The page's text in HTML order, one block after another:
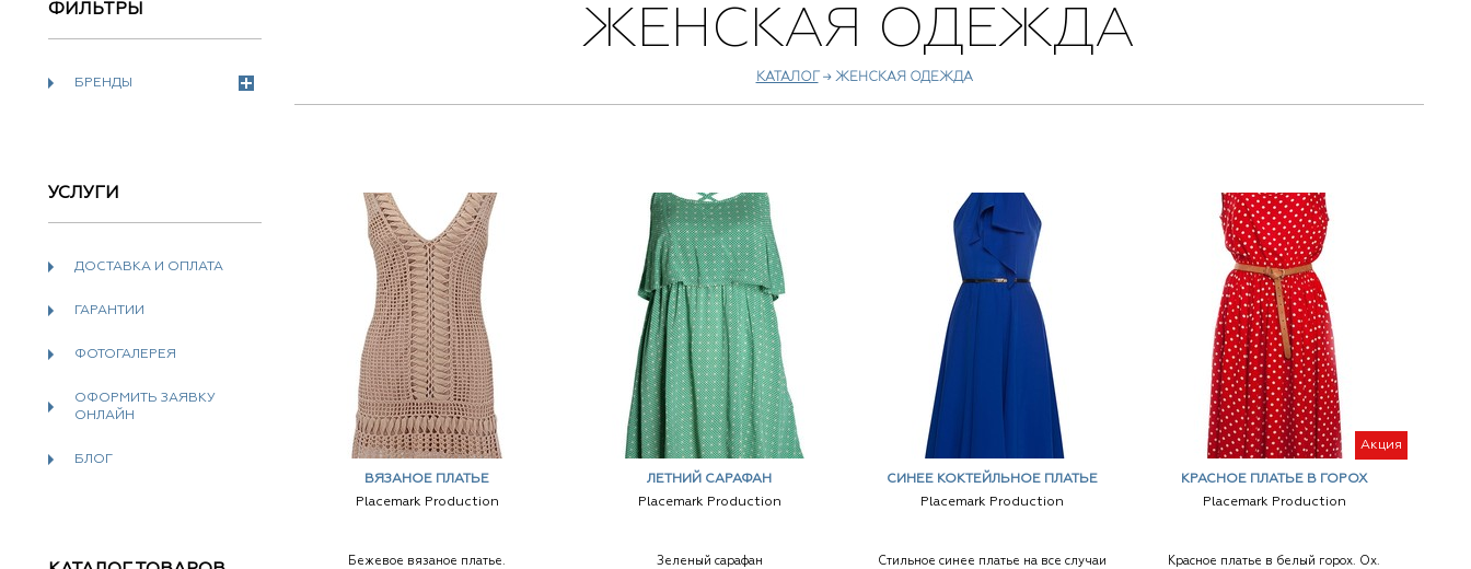
ФИЛЬТРЫ
БРЕНДЫ
УСЛУГИ
ДОСТАВКА И ОПЛАТА
ГАРАНТИИ
ФОТОГАЛЕРЕЯ
ОФОРМИТЬ ЗАЯВКУ
ОНЛАЙН
БЛОГ
ЖЕНСКАЯ ОДЕЖДА
КАТАЛОГ → ЖЕНСКАЯ ОДЕЖДА
ВЯЗАНОЕ ПЛАТЬЕ
Placemark Production
Бежевое вязаное платье.
ЛЕТНИЙ САРАФАН
Placemark Production
Зеленый сарафан
СИНЕЕ КОКТЕЙЛЬНОЕ ПЛАТЬЕ
Placemark Production
Стильное синее платье на все случаи
Акция
КРАСНОЕ ПЛАТЬЕ В ГОРОХ
Placemark Production
Красное платье в белый горох. Ох.